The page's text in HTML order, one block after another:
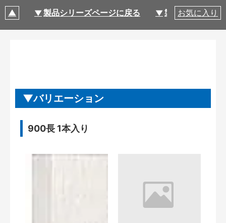
製品シリーズページに戻る 製品仕様
お気に入り
バリエーション
900長 1本入り